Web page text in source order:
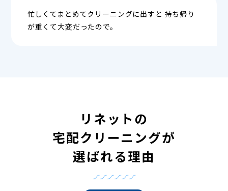
忙しくてまとめてクリーニングに出すと 持ち帰り
が重くて大変だったので。
リネットの
宅配クリーニングが
選ばれる理由